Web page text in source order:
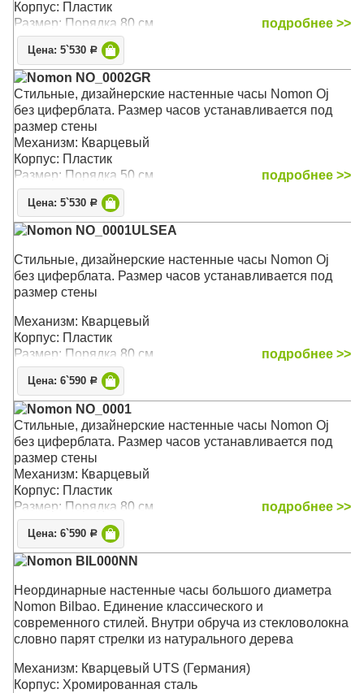
Корпус: Пластик
Размер: Порядка 80 см
подробнее >>
Цена: 5`530 Р
Nomon NO_0002GR
Стильные, дизайнерские настенные часы Nomon Oj
без циферблата. Размер часов устанавливается под
размер стены
Механизм: Кварцевый
Корпус: Пластик
Размер: Порядка 50 см
подробнее >>
Цена: 5`530 Р
Nomon NO_0001ULSEA
Стильные, дизайнерские настенные часы Nomon Oj
без циферблата. Размер часов устанавливается под
размер стены
Механизм: Кварцевый
Корпус: Пластик
Размер: Порядка 80 см
подробнее >>
Цена: 6`590 Р
Nomon NO_0001
Стильные, дизайнерские настенные часы Nomon Oj
без циферблата. Размер часов устанавливается под
размер стены
Механизм: Кварцевый
Корпус: Пластик
Размер: Порядка 80 см
подробнее >>
Цена: 6`590 Р
Nomon BIL000NN
Неординарные настенные часы большого диаметра
Nomon Bilbao. Единение классического и
современного стилей. Внутри обруча из стекловолокна
словно парят стрелки из натурального дерева
Механизм: Кварцевый UTS (Германия)
Корпус: Хромированная сталь